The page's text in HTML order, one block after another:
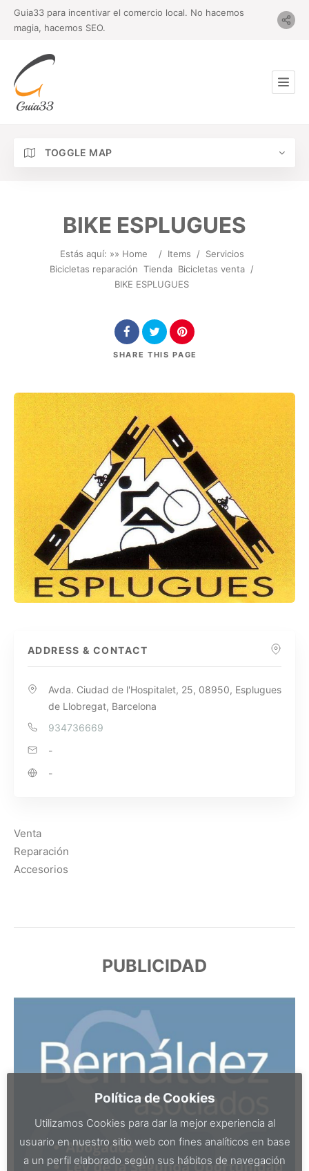
Guia33 para incentivar el comercio local. No hacemos
magia, hacemos SEO.
TOGGLE MAP
BIKE ESPLUGUES
Estás aquí: »» Home / Items / Servicios
Bicicletas reparación Tienda Bicicletas venta /
BIKE ESPLUGUES
SHARE THIS PAGE
ADDRESS & CONTACT
Avda. Ciudad de l'Hospitalet, 25, 08950, Esplugues
de Llobregat, Barcelona
934736669
-
-
Venta
Reparación
Accesorios
PUBLICIDAD
Política de Cookies
Utilizamos Cookies para dar la mejor experiencia al
usuario en nuestro sitio web con fines analíticos en base
a un perfil elaborado según sus hábitos de navegación